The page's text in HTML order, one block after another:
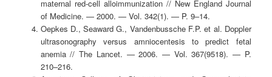
maternal red-cell alloimmunization // New England Journal
of Medicine. — 2000. — Vol. 342(1). — P. 9–14.
Oepkes D., Seaward G., Vandenbussche F.P. et al. Doppler
ultrasonography versus amniocentesis to predict fetal
anemia // The Lancet. — 2006. — Vol. 367(9518). — P.
210–216.